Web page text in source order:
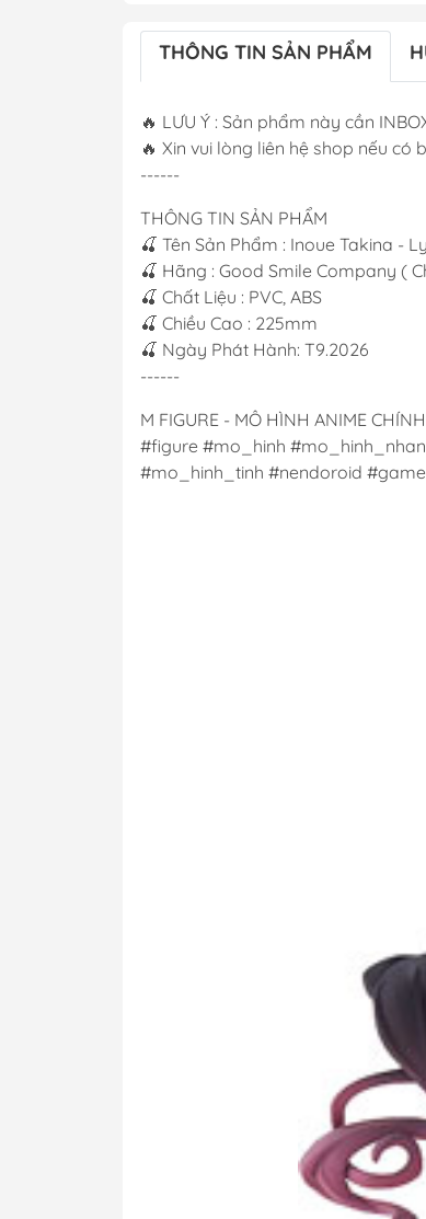
THÔNG TIN SẢN PHẨM
🔥 LƯU Ý : Sản phẩm này cần
🔥 Xin vui lòng liên hệ shop nếu có
------
THÔNG TIN SẢN PHẨM
🍒 Tên Sản Phẩm : Inoue Takina -
🍒 Hãng : Good Smile Company (
🍒 Chất Liệu : PVC, ABS
🍒 Chiều Cao : 225mm
🍒 Ngày Phát Hành: T9.2026
------
M FIGURE - MÔ HÌNH ANIME
#figure #mo_hinh
#mo_hinh_tinh #nendoroid